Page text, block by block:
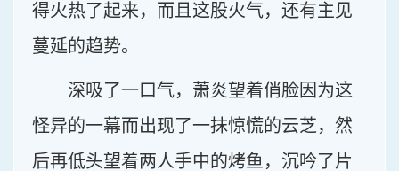
得火热了起来，而且这股火气，还有主见
蔓延的趋势。
深吸了一口气，萧炎望着俏脸因为这
怪异的一幕而出现了一抹惊慌的云芝，然
后再低头望着两人手中的烤鱼，沉吟了片